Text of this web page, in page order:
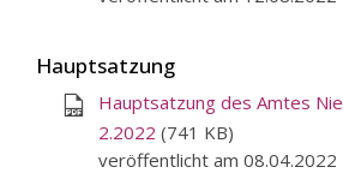
Hauptsatzung
Hauptsatzung des Amtes
2.2022 (741 KB)
veröffentlicht am 08.04.2022